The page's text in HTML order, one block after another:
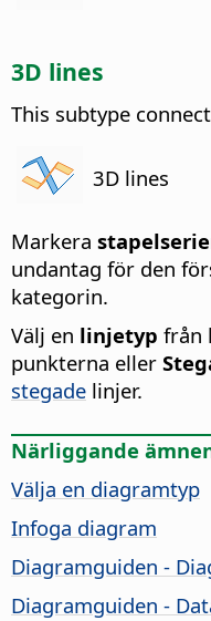
3D lines
This subtype
3D lines
Markera
undantag för den
kategorin.
Välj en linjetyp från
punkterna eller
stegade linjer.
Närliggande
Välja en diagramtyp
Infoga diagram
Diagramguiden -
Diagramguiden -